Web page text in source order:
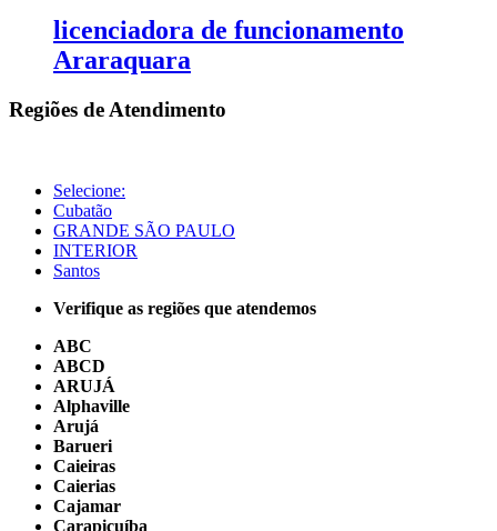
licenciadora de funcionamento
Araraquara
Regiões de Atendimento
Selecione:
Cubatão
GRANDE SÃO PAULO
INTERIOR
Santos
Verifique as regiões que atendemos
ABC
ABCD
ARUJÁ
Alphaville
Arujá
Barueri
Caieiras
Caierias
Cajamar
Carapicuíba